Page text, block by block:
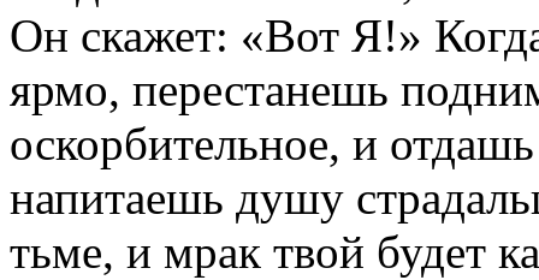
Он скажет: «Вот Я!»
ярмо, перестанешь
оскорбительное, и
напитаешь душу
тьме, и мрак твой будет